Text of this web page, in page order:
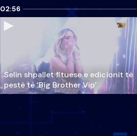
02:56
Selin shpallet fituese e edicionit të
pestë të ‘Big Brother Vip’